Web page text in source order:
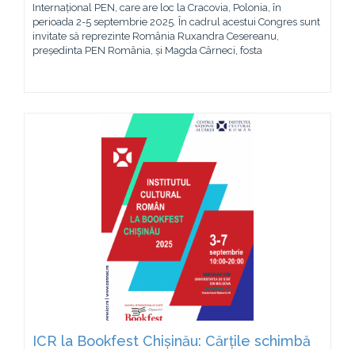
Internațional PEN, care are loc la Cracovia, Polonia, în
perioada 2-5 septembrie 2025. În cadrul acestui Congres sunt
invitate să reprezinte România Ruxandra Cesereanu,
președinta PEN România, și Magda Cârneci, fosta
ICR la Bookfest Chișinău: Cărțile schimbă